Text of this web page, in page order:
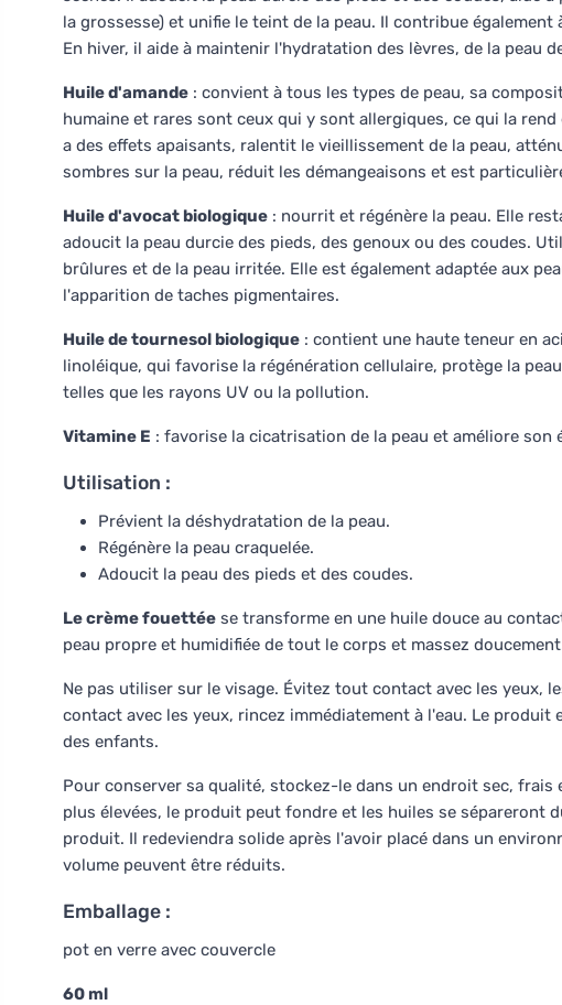
la grossesse) et unifie le teint de la peau. Il contribue
En hiver, il aide à maintenir l'hydratation des lèvres, de la peau
Huile d'amande : convient à tous les types de peau, sa
humaine et rares sont ceux qui y sont allergiques, ce qui la
a des effets apaisants, ralentit le vieillissement de la peau,
sombres sur la peau, réduit les démangeaisons et est
Huile d'avocat biologique : nourrit et régénère la peau. Elle
adoucit la peau durcie des pieds, des genoux ou des coudes.
brûlures et de la peau irritée. Elle est également adaptée aux
l'apparition de taches pigmentaires.
Huile de tournesol biologique : contient une haute teneur en
linoléique, qui favorise la régénération cellulaire, protège la
telles que les rayons UV ou la pollution.
Vitamine E : favorise la cicatrisation de la peau et améliore son
Utilisation :
Prévient la déshydratation de la peau.
Régénère la peau craquelée.
Adoucit la peau des pieds et des coudes.
Le crème fouettée se transforme en une huile douce au
peau propre et humidifiée de tout le corps et massez
Ne pas utiliser sur le visage. Évitez tout contact avec les yeux,
contact avec les yeux, rincez immédiatement à l'eau. Le
des enfants.
Pour conserver sa qualité, stockez-le dans un endroit sec, frais
plus élevées, le produit peut fondre et les huiles se sépareront
produit. Il redeviendra solide après l'avoir placé dans un
volume peuvent être réduits.
Emballage :
pot en verre avec couvercle
60 ml